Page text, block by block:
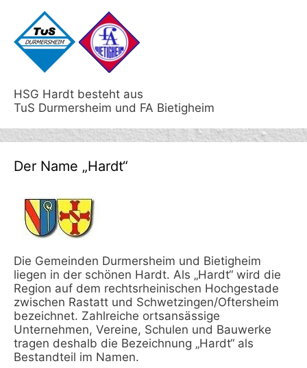
HSG Hardt besteht aus
TuS Durmersheim und FA Bietigheim
Der Name „Hardt“
Die Gemeinden Durmersheim und Bietigheim
liegen in der schönen Hardt. Als „Hardt“ wird die
Region auf dem rechtsrheinischen Hochgestade
zwischen Rastatt und Schwetzingen/Oftersheim
bezeichnet. Zahlreiche ortsansässige
Unternehmen, Vereine, Schulen und Bauwerke
tragen deshalb die Bezeichnung „Hardt“ als
Bestandteil im Namen.